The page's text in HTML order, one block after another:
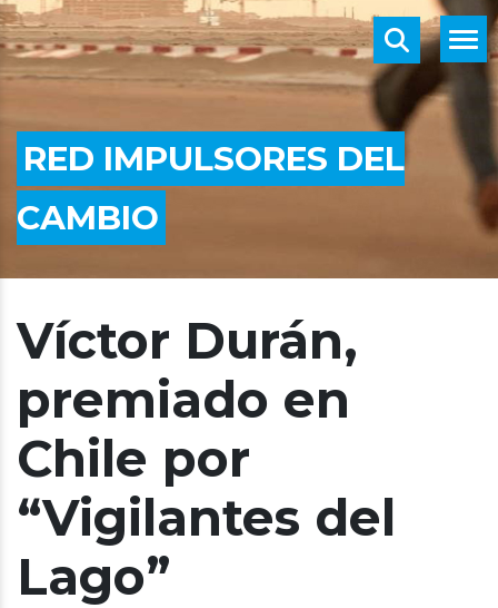
RED IMPULSORES DEL
CAMBIO
Víctor Durán,
premiado en
Chile por
“Vigilantes del
Lago”